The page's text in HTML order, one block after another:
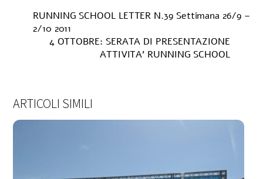
RUNNING SCHOOL LETTER N.39 Settimana 26/9 –
2/10 2011
4 OTTOBRE: SERATA DI PRESENTAZIONE
ATTIVITA’ RUNNING SCHOOL
ARTICOLI SIMILI